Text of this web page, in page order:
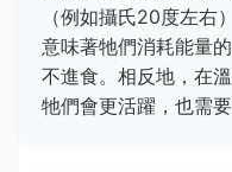
（例如攝氏20度左右
意味著牠們消耗能量
不進食。相反地，在
牠們會更活躍，也需要